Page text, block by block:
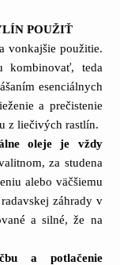
POUŽIŤ
vonkajšie použitie.
kombinovať, teda
esenciálnych
a prečistenie
z liečivých rastlín.
oleje je vždy
za studena
alebo väčšiemu
záhrady v
a silné, že na
a potlačenie